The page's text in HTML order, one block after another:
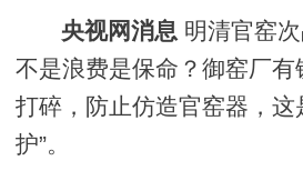
央视网消息 明清官窑
不是浪费是保命？御窑厂
打碎，防止仿造官窑器，这
护”。